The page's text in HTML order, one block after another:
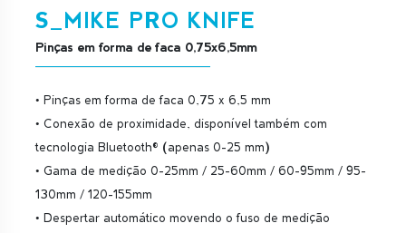
S_MIKE PRO KNIFE
Pinças em forma de faca 0,75x6,5mm
• Pinças em forma de faca 0,75 x 6,5 mm
• Conexão de proximidade, disponível também com
tecnologia Bluetooth® (apenas 0-25 mm)
• Gama de medição 0-25mm / 25-60mm / 60-95mm / 95-
130mm / 120-155mm
• Despertar automático movendo o fuso de medição